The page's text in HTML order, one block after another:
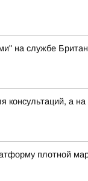
на службе
консультаций,
плотной